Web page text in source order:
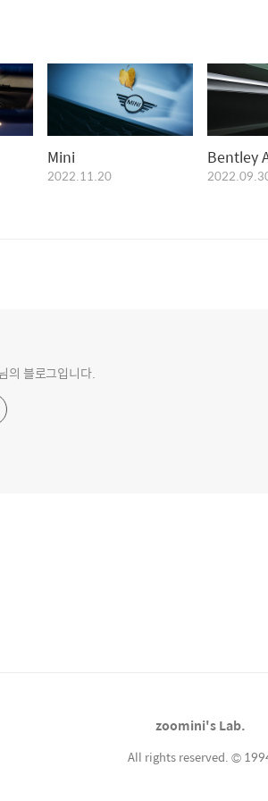
Mini
2022.11.20
Bentley
블로그입니다.
zoomini's Lab.
All rights reserved. ©